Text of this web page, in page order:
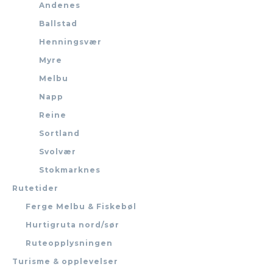
Andenes
Ballstad
Henningsvær
Myre
Melbu
Napp
Reine
Sortland
Svolvær
Stokmarknes
Rutetider
Ferge Melbu & Fiskebøl
Hurtigruta nord/sør
Ruteopplysningen
Turisme & opplevelser